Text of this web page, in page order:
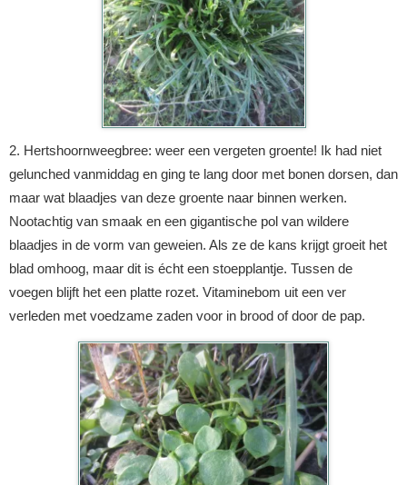
2. Hertshoornweegbree: weer een vergeten groente! Ik had niet
gelunched vanmiddag en ging te lang door met bonen dorsen, dan
maar wat blaadjes van deze groente naar binnen werken.
Nootachtig van smaak en een gigantische pol van wildere
blaadjes in de vorm van geweien. Als ze de kans krijgt groeit het
blad omhoog, maar dit is écht een stoepplantje. Tussen de
voegen blijft het een platte rozet. Vitaminebom uit een ver
verleden met voedzame zaden voor in brood of door de pap.